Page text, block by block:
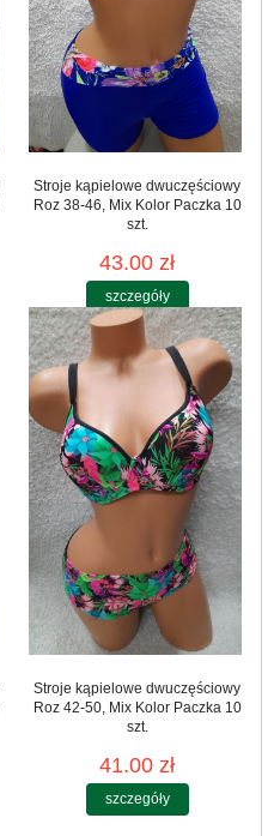
Stroje kąpielowe dwuczęściowy
Roz 38-46, Mix Kolor Paczka 10
szt.
43.00 zł
szczegóły
Stroje kąpielowe dwuczęściowy
Roz 42-50, Mix Kolor Paczka 10
szt.
41.00 zł
szczegóły